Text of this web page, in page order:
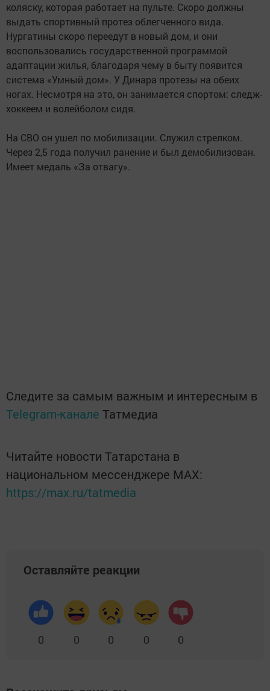
коляску, которая работает на пульте. Скоро должны
выдать спортивный протез облегченного вида.
Нургатины скоро переедут в новый дом, и они
воспользовались государственной программой
адаптации жилья, благодаря чему в быту появится
система «Умный дом». У Динара протезы на обеих
ногах. Несмотря на это, он занимается спортом: следж-
хоккеем и волейболом сидя.
На СВО он ушел по мобилизации. Служил стрелком.
Через 2,5 года получил ранение и был демобилизован.
Имеет медаль «За отвагу».
Следите за самым важным и интересным в
Telegram-канале Татмедиа
Читайте новости Татарстана в
национальном мессенджере MАХ:
https://max.ru/tatmedia
Оставляйте реакции
0 0 0 0 0